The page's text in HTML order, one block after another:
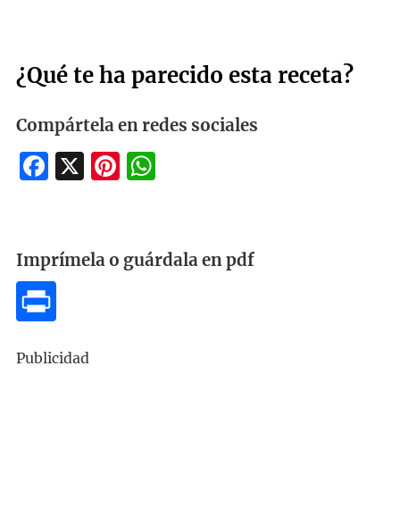
¿Qué te ha parecido esta receta?
Compártela en redes sociales
Facebook
X Pinterest
WhatsApp
Imprímela o guárdala en pdf
Publicidad